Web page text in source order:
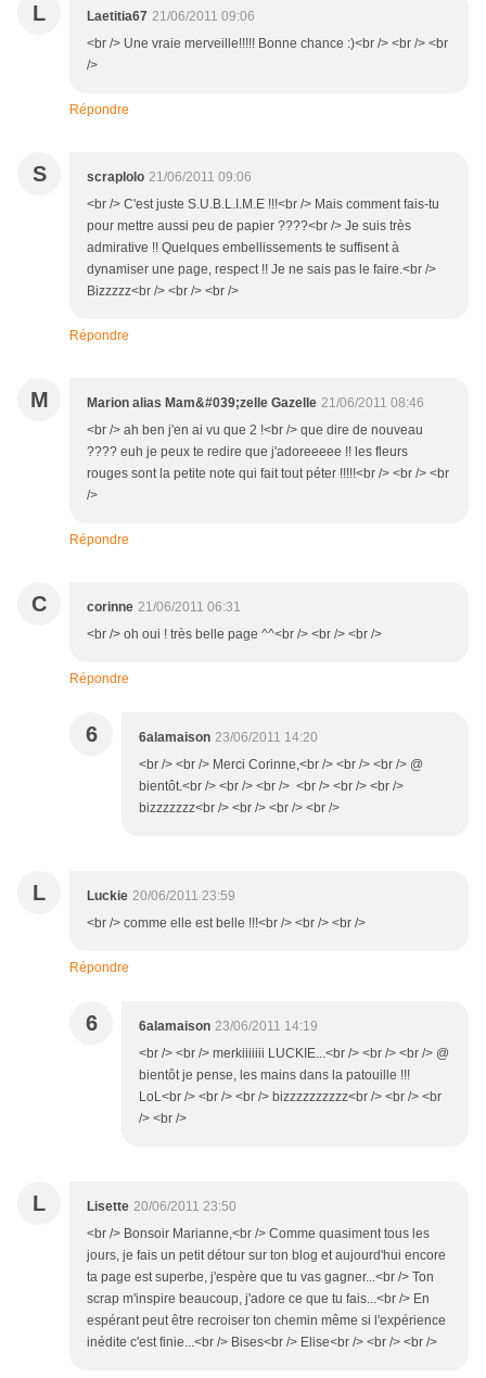
L Laetitia67 21/06/2011 09:06
<br /> Une vraie merveille!!!!! Bonne chance :)<br /> <br /> <br
/>
Répondre
S scraplolo 21/06/2011 09:06
<br /> C'est juste S.U.B.L.I.M.E !!!<br /> Mais comment fais-tu
pour mettre aussi peu de papier ????<br /> Je suis très
admirative !! Quelques embellissements te suffisent à
dynamiser une page, respect !! Je ne sais pas le faire.<br />
Bizzzzz<br /> <br /> <br />
Répondre
M Marion alias Mam&#039;zelle Gazelle 21/06/2011 08:46
<br /> ah ben j'en ai vu que 2 !<br /> que dire de nouveau
???? euh je peux te redire que j'adoreeeee !! les fleurs
rouges sont la petite note qui fait tout péter !!!!!<br /> <br /> <br
/>
Répondre
C corinne 21/06/2011 06:31
<br /> oh oui ! très belle page ^^<br /> <br /> <br />
Répondre
6 6alamaison 23/06/2011 14:20
<br /> <br /> Merci Corinne,<br /> <br /> <br /> @
bientôt.<br /> <br /> <br /> <br /> <br /> <br />
bizzzzzzz<br /> <br /> <br /> <br />
L Luckie 20/06/2011 23:59
<br /> comme elle est belle !!!<br /> <br /> <br />
Répondre
6 6alamaison 23/06/2011 14:19
<br /> <br /> merkiiiiiii LUCKIE...<br /> <br /> <br /> @
bientôt je pense, les mains dans la patouille !!!
LoL<br /> <br /> <br /> bizzzzzzzzzz<br /> <br /> <br
/> <br />
L Lisette 20/06/2011 23:50
<br /> Bonsoir Marianne,<br /> Comme quasiment tous les
jours, je fais un petit détour sur ton blog et aujourd'hui encore
ta page est superbe, j'espère que tu vas gagner...<br /> Ton
scrap m'inspire beaucoup, j'adore ce que tu fais...<br /> En
espérant peut être recroiser ton chemin même si l'expérience
inédite c'est finie...<br /> Bises<br /> Elise<br /> <br /> <br />